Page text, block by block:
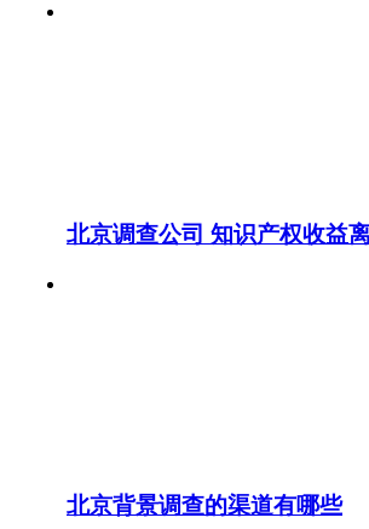
北京调查公司 知识产权收益
北京背景调查的渠道有哪些